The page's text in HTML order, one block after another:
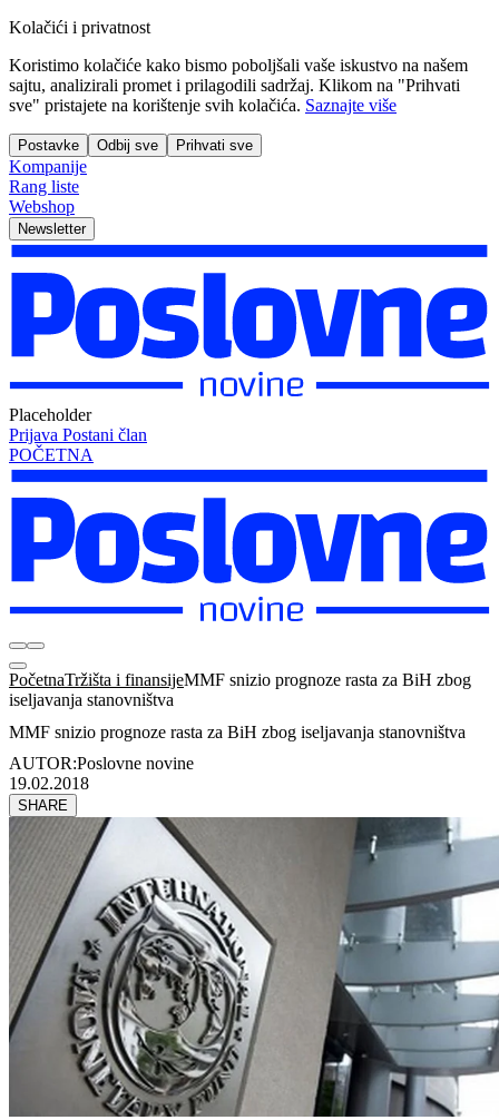
Kolačići i privatnost
Koristimo kolačiće kako bismo poboljšali vaše iskustvo na našem
sajtu, analizirali promet i prilagodili sadržaj. Klikom na "Prihvati
sve" pristajete na korištenje svih kolačića. Saznajte više
Postavke Odbij sve Prihvati sve
Kompanije
Rang liste
Webshop
Newsletter
Placeholder
Prijava Postani član
POČETNA
PočetnaTržišta i finansijeMMF snizio prognoze rasta za BiH zbog
iseljavanja stanovništva
MMF snizio prognoze rasta za BiH zbog iseljavanja stanovništva
AUTOR:Poslovne novine
19.02.2018
SHARE